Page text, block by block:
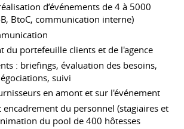
d’événements de 4 à 5000
BtoC, communication interne)
du portefeuille clients et de l'agence
: briefings, évaluation des besoins,
suivi
en amont et sur l'événement
encadrement du personnel (stagiaires et
du pool de 400 hôtesses